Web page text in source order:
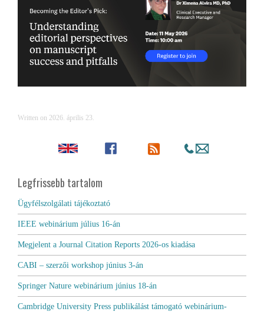
Written on 2026. április 23
Legfrissebb tartalom
Ügyfélszolgálati tájékoztató
IEEE webinárium július 16-án
Megjelent a Journal Citation Reports 2026-os kiadása
CABI – szerzői workshop június 3-án
Springer Nature webinárium június 18-án
Cambridge University Press publikálást támogató webinárium-